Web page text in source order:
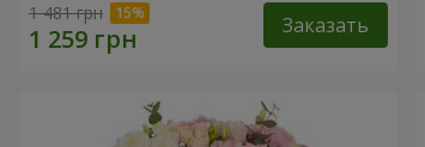
1 481 грн Заказать